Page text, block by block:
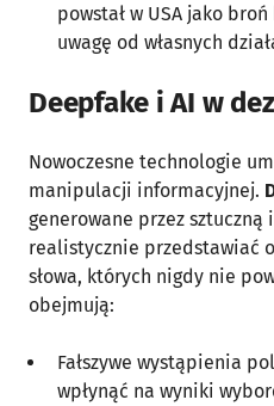
powstał w USA jako
uwagę od własnych
Deepfake i AI w
Nowoczesne technologie
manipulacji informacyjnej.
generowane przez
realistycznie przedstawiać
słowa, których nigdy nie
obejmują:
Fałszywe wystąpienia
wpłynąć na wyniki